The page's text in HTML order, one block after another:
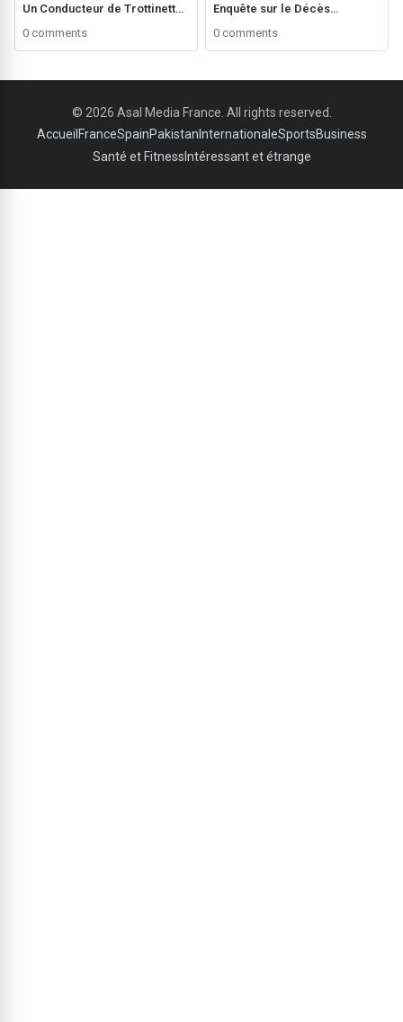
Un Conducteur de Trottinette
0 comments
Enquête sur le Décès
Commissariat de Bagneux
0 comments
© 2026 Asal Media France. All rights reserved.
Accueil FranceSpainPakistan InternationaleSportsBusiness
Santé et Fitness Intéressant et étrange